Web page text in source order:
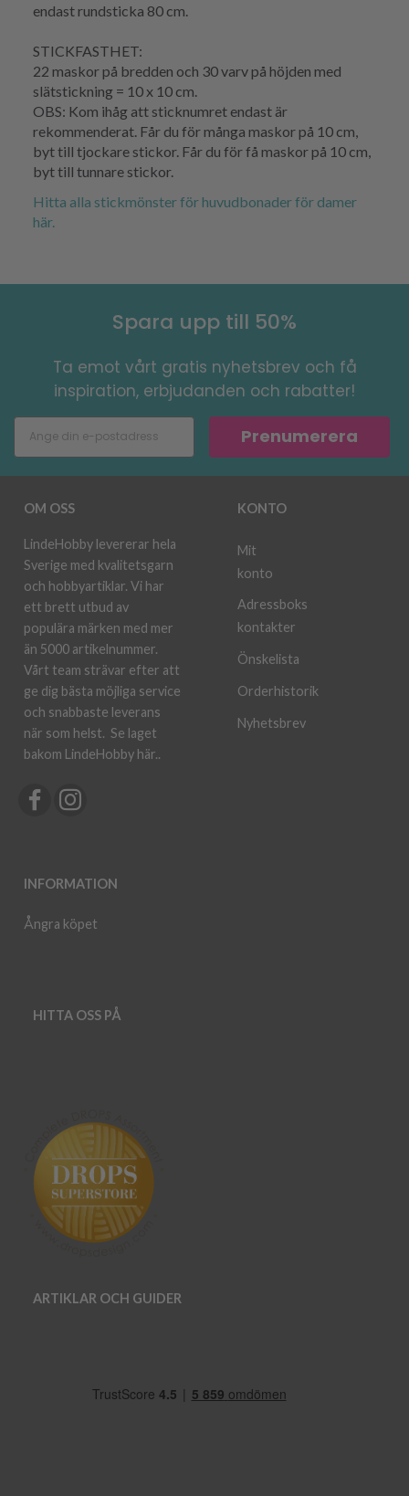
endast rundsticka 80 cm.
STICKFASTHET:
22 maskor på bredden och 30 varv på höjden med
slätstickning = 10 x 10 cm.
OBS: Kom ihåg att sticknumret endast är
rekommenderat. Får du för många maskor på 10 cm,
byt till tjockare stickor. Får du för få maskor på 10 cm,
byt till tunnare stickor.
Hitta alla stickmönster för huvudbonader för damer
här.
Spara upp till 50%
Ta emot vårt gratis nyhetsbrev och få
inspiration, erbjudanden och rabatter!
Prenumerera
OM OSS
LindeHobby levererar hela
Sverige med kvalitetsgarn
och hobbyartiklar. Vi har
ett brett utbud av
populära märken med mer
än 5000 artikelnummer.
Vårt team strävar efter att
ge dig bästa möjliga service
och snabbaste leverans
när som helst. Se laget
bakom LindeHobby här..
INFORMATION
Ångra köpet
KONTO
Mit
konto
Adressboks
kontakter
Önskelista
Orderhistorik
Nyhetsbrev
HITTA OSS PÅ
ARTIKLAR OCH GUIDER